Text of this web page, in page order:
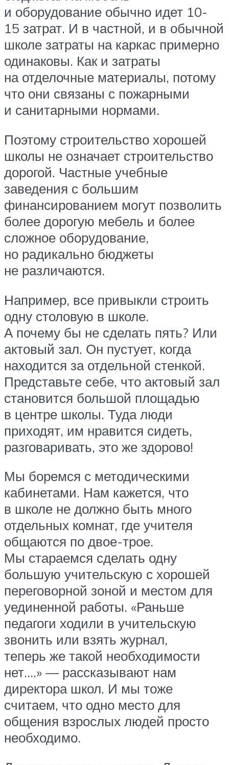
и оборудование обычно идет 10-
15 затрат. И в частной, и в обычной
школе затраты на каркас примерно
одинаковы. Как и затраты
на отделочные материалы, потому
что они связаны с пожарными
и санитарными нормами.
Поэтому строительство хорошей
школы не означает строительство
дорогой. Частные учебные
заведения с большим
финансированием могут позволить
более дорогую мебель и более
сложное оборудование,
но радикально бюджеты
не различаются.
Например, все привыкли строить
одну столовую в школе.
А почему бы не сделать пять? Или
актовый зал. Он пустует, когда
находится за отдельной стенкой.
Представьте себе, что актовый зал
становится большой площадью
в центре школы. Туда люди
приходят, им нравится сидеть,
разговаривать, это же здорово!
Мы боремся с методическими
кабинетами. Нам кажется, что
в школе не должно быть много
отдельных комнат, где учителя
общаются по двое-трое.
Мы стараемся сделать одну
большую учительскую с хорошей
переговорной зоной и местом для
уединенной работы. «Раньше
педагоги ходили в учительскую
звонить или взять журнал,
теперь же такой необходимости
нет….» — рассказывают нам
директора школ. И мы тоже
считаем, что одно место для
общения взрослых людей просто
необходимо.